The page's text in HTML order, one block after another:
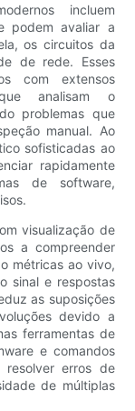
incluem
podem avaliar a
os circuitos da
de rede. Esses
com extensos
analisam o
problemas que
manual. Ao
sofisticadas ao
rapidamente
de software,
visualização de
a compreender
métricas ao vivo,
sinal e respostas
as suposições
devido a
ferramentas de
e comandos
erros de
de múltiplas